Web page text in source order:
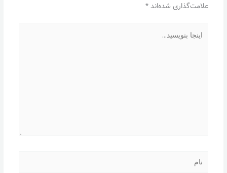
علامت‌گذاری شده‌اند*
بنویسید…